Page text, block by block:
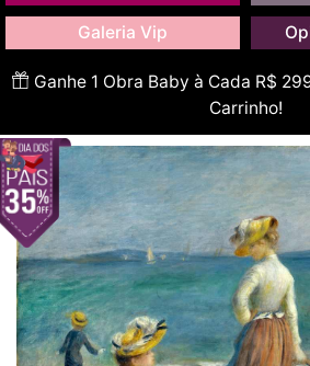
Galeria Vip
Ganhe 1 Obra Baby à Cada R$
Carrinho!